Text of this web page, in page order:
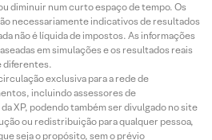
diminuir num curto espaço de tempo. Os
necessariamente indicativos de resultados
não é líquida de impostos. As informações
em simulações e os resultados reais
diferentes.
exclusiva para a rede de
incluindo assessores de
XP, podendo também ser divulgado no site
ou redistribuição para qualquer pessoa,
seja o propósito, sem o prévio